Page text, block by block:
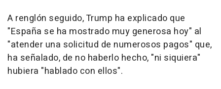
A renglón seguido, Trump ha explicado que
"España se ha mostrado muy generosa hoy" al
"atender una solicitud de numerosos pagos" que,
ha señalado, de no haberlo hecho, "ni siquiera"
hubiera "hablado con ellos".